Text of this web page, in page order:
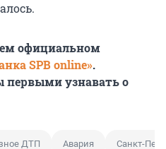
официальном
SPB online».
первыми узнавать о
ДТП Авария Санкт-